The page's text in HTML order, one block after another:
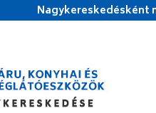
Nagykereskedésként